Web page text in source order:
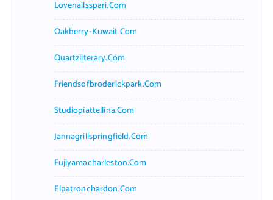
Lovenailsspari.com
Oakberry-Kuwait.com
Quartzliterary.com
Friendsofbroderickpark.com
Studiopiattellina.com
Jannagrillspringfield.com
Fujiyamacharleston.com
Elpatronchardon.com